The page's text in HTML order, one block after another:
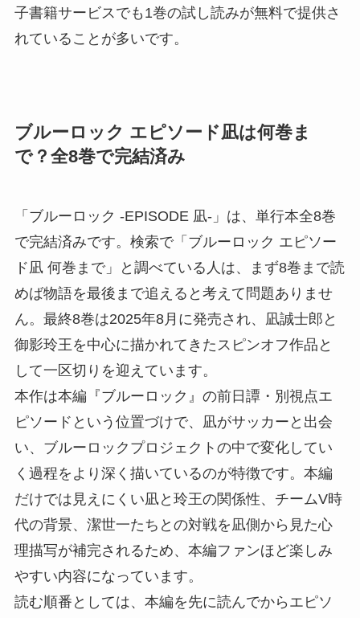
子書籍サービスでも1巻の試し読みが無料で提供さ
れていることが多いです。
ブルーロック エピソード凪は何巻ま
で？全8巻で完結済み
「ブルーロック -EPISODE 凪-」は、単行本全8巻
で完結済みです。検索で「ブルーロック エピソー
ド凪 何巻まで」と調べている人は、まず8巻まで読
めば物語を最後まで追えると考えて問題ありませ
ん。最終8巻は2025年8月に発売され、凪誠士郎と
御影玲王を中心に描かれてきたスピンオフ作品と
して一区切りを迎えています。
本作は本編『ブルーロック』の前日譚・別視点エ
ピソードという位置づけで、凪がサッカーと出会
い、ブルーロックプロジェクトの中で変化してい
く過程をより深く描いているのが特徴です。本編
だけでは見えにくい凪と玲王の関係性、チームV時
代の背景、潔世一たちとの対戦を凪側から見た心
理描写が補完されるため、本編ファンほど楽しみ
やすい内容になっています。
読む順番としては、本編を先に読んでからエピソ